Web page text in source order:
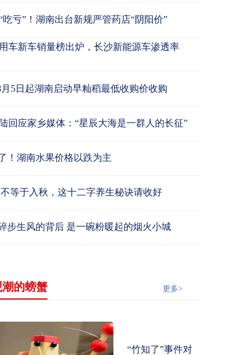
吃亏”！湖南出台新规严管药店“阴阳价”
车新车销量榜出炉，长沙新能源车渗透率
5日起湖南启动早籼稻最低收购价收购
回应家乡媒体：“星辰大海是一群人的长征”
！湖南水果价格以跌为主
等于入秋，这十二字养生秘诀请收好
步生风的背后 是一碗粉暖起的烟火小城
潮的螃蟹 更多>
“竹知了”事件对